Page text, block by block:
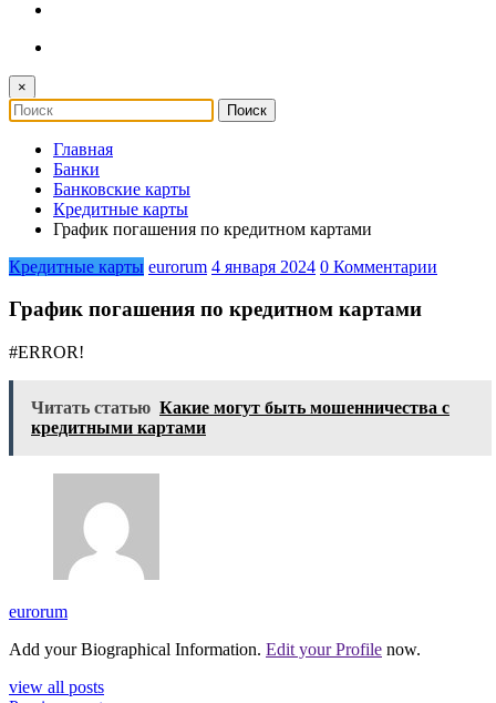
×
Главная
Банки
Банковские карты
Кредитные карты
График погашения по кредитном картами
Кредитные карты eurorum 4 января 2024 0 Комментарии
График погашения по кредитном картами
#ERROR!
Читать статью Какие могут быть мошенничества с
кредитными картами
eurorum
Add your Biographical Information. Edit your Profile now.
view all posts